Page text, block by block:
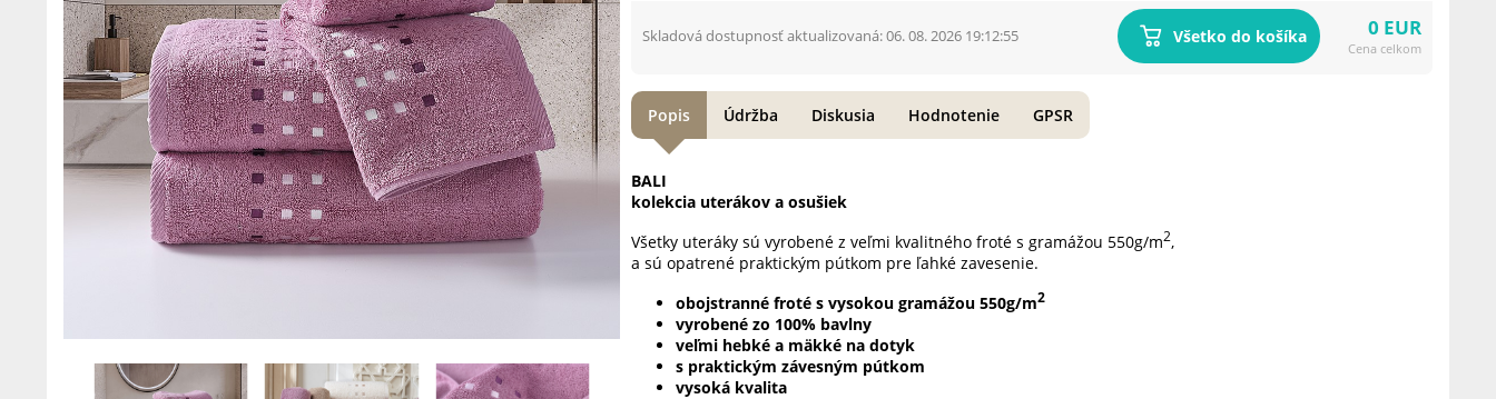
Skladová dostupnosť aktualizovaná: 06. 08. 2026 19:12:55 Všetko do košíka 0 EUR
Cena celkom
BALI
kolekcia uterákov a osušiek
Všetky uteráky sú vyrobené z veľmi kvalitného froté s gramážou 550g/m2,
a sú opatrené praktickým pútkom pre ľahké zavesenie.
obojstranné froté s vysokou gramážou 550g/m2
vyrobené zo 100% bavlny
veľmi hebké a mäkké na dotyk
s praktickým závesným pútkom
vysoká kvalita
Popis Údržba Diskusia Hodnotenie GPSR